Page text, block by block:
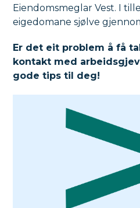
Eiendomsmeglar Vest. I
eigedomane sjølve
Er det eit problem å få
kontakt med
gode tips til deg!